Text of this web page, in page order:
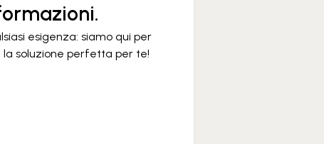
esigenza: siamo qui per
soluzione perfetta per te!